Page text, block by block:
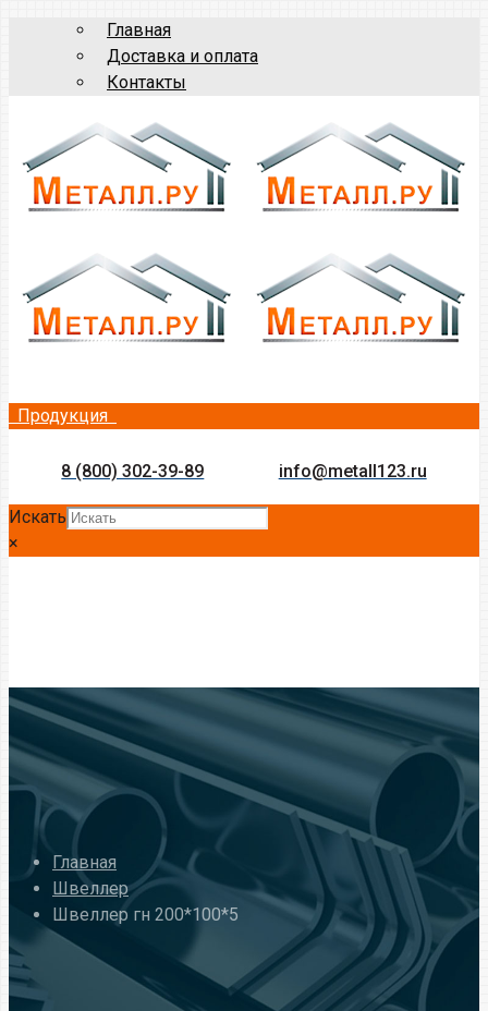
Главная
Доставка и оплата
Контакты
Продукция
8 (800) 302-39-89 info@metall123.ru
Искать
×
Главная
Швеллер
Швеллер гн 200*100*5